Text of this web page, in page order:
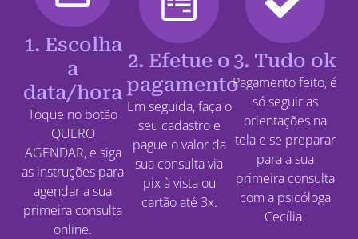
1. Escolha
a
data/hora
Toque no botão
QUERO
AGENDAR, e siga
as instruções para
agendar a sua
primeira consulta
online.
2. Efetue o
pagamento
Em seguida, faça o
seu cadastro e
pague o valor da
sua consulta via
pix à vista ou
cartão até 3x.
3. Tudo ok
Pagamento feito, é
só seguir as
orientações na
tela e se preparar
para a sua
primeira consulta
com a psicóloga
Cecília.